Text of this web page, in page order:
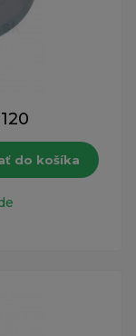
do košíka